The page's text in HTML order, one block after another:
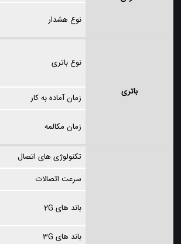
نوع هشدار
باتری
نوع باتری
زمان آماده به کار
زمان مکالمه
تکنولوژی های اتصال
سرعت اتصالات
باند های 2G
باند های 3G